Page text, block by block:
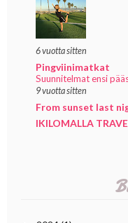
6 vuotta sitten
Pingviinimatkat
Suunnitelmat ensi
9 vuotta sitten
From sunset last
IKILOMALLA